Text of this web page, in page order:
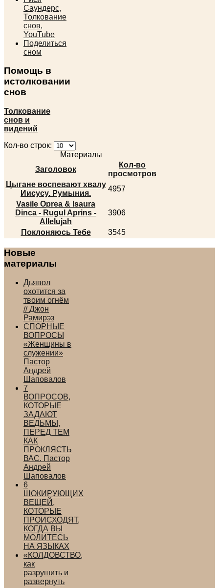
Саундерс,
Толкование
снов,
YouTube
Поделиться
сном
Помощь в
истолковании
снов
Толкование
снов и
видений
Кол-во строк:
Материалы
Заголовок
Кол-во
просмотров
Цыгане воспевают хвалу
Иисусу. Румыния.
4957
Vasile Oprea & Isaura
Dinca - Rugul Aprins -
Аllelujah
3906
Поклоняюсь Тебе 3545
Новые
материалы
Дьявол
охотится за
твоим огнём
// Джон
Рамирэз
СПОРНЫЕ
ВОПРОСЫ
«Женщины в
служении»
Пастор
Андрей
Шаповалов
7
ВОПРОСОВ,
КОТОРЫЕ
ЗАДАЮТ
ВЕДЬМЫ,
ПЕРЕД ТЕМ
КАК
ПРОКЛЯСТЬ
ВАС. Пастор
Андрей
Шаповалов
6
ШОКИРУЮЩИХ
ВЕЩЕЙ,
КОТОРЫЕ
ПРОИСХОДЯТ,
КОГДА ВЫ
МОЛИТЕСЬ
НА ЯЗЫКАХ
«КОЛДОВСТВО,
как
разрушить и
развернуть